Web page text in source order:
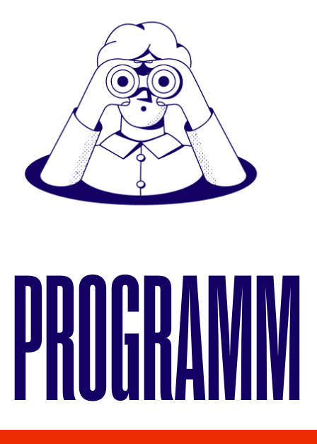
PROGRAMM